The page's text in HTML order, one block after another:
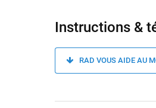
Instructions &
RAD VOUS AIDE AU